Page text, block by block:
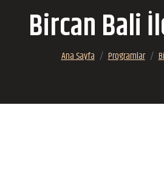
Bircan Bali
Ana Sayfa Programlar